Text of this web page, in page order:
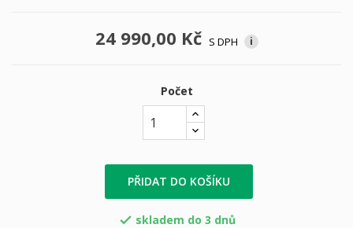
24 990,00 Kč S DPH i
Počet
PŘIDAT DO KOŠÍKU
 skladem do 3 dnů